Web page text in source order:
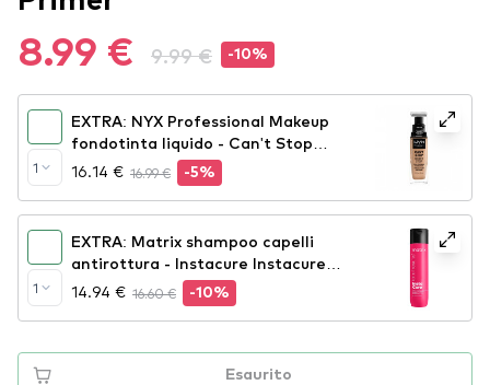
8.99 € 9.99 € -10%
1
EXTRA: NYX Professional Makeup
fondotinta liquido - Can't Stop
Won't Stop Full Coverage
Foundation - True Beige
16.14 € 16.99 € -5%
1
EXTRA: Matrix shampoo capelli
antirottura - Instacure Instacure
Anti-Breakage Shampoo
14.94 € 16.60 € -10%
Esaurito